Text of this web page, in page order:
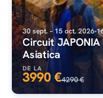
30 sept. – 15 oct. 2026
Circuit JAPONIA
Asiatica
DE LA
3990 €4290 €